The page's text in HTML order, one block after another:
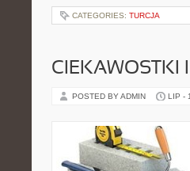
CATEGORIES: TURCJA
CIEKAWOSTKI
POSTED BY ADMIN LIP -